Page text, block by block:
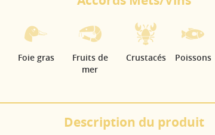
Foie gras
Fruits de
mer
Crustacés Poissons
Description du produit